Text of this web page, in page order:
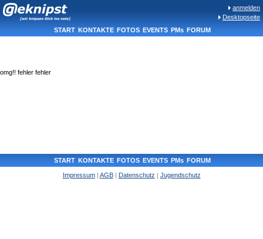
anmelden
Desktopseite
START KONTAKTE FOTOS EVENTS PMs FORUM
omg!! fehler fehler
START KONTAKTE FOTOS EVENTS PMs FORUM
Impressum| AGB| Datenschutz | Jugendschutz